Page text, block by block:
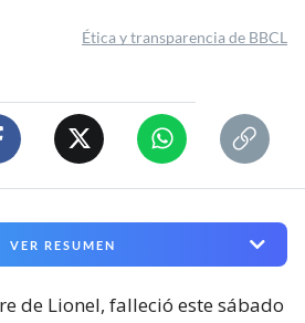
Ética y transparencia de BBCL
VER RESUMEN
de Lionel, falleció este sábado